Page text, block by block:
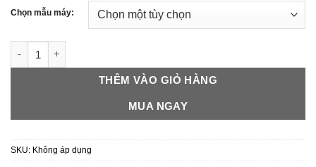
Chọn mẫu máy:
THÊM VÀO GIỎ HÀNG
MUA NGAY
SKU: Không áp dụng